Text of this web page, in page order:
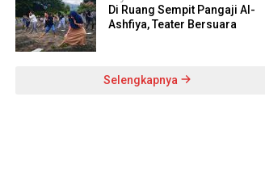
Di Ruang Sempit Pangaji Al-
Ashfiya, Teater Bersuara
Selengkapnya